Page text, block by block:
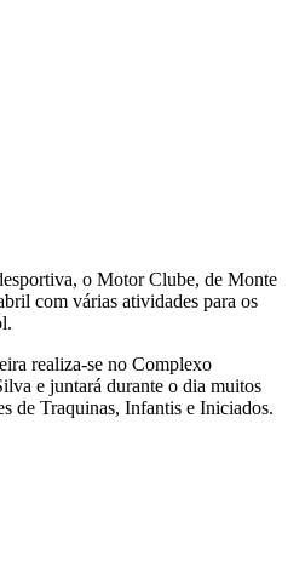
o Motor Clube, de Monte
com várias atividades para os
realiza-se no Complexo
e juntará durante o dia muitos
de Traquinas, Infantis e Iniciados.